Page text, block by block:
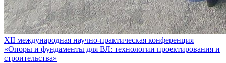
XII международная научно-практическая конференция
«Опоры и фундаменты для ВЛ: технологии проектирования и
строительства»